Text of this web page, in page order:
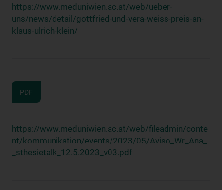
https://www.meduniwien.ac.at/web/ueber-
uns/news/detail/gottfried-und-vera-weiss-preis-an-
klaus-ulrich-klein/
PDF
https://www.meduniwien.ac.at/web/fileadmin/conte
nt/kommunikation/events/2023/05/Aviso_Wr_Ana_
_sthesietalk_12.5.2023_v03.pdf